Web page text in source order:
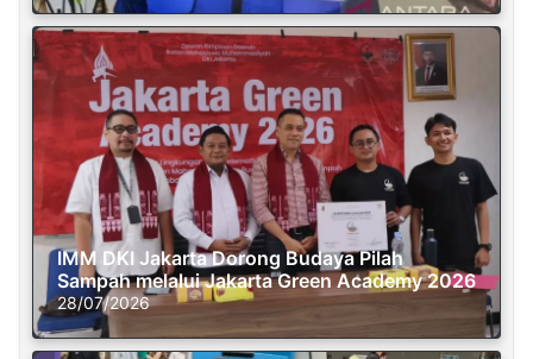
IMM DKI Jakarta Dorong Budaya Pilah
Sampah melalui Jakarta Green Academy 2026
28/07/2026